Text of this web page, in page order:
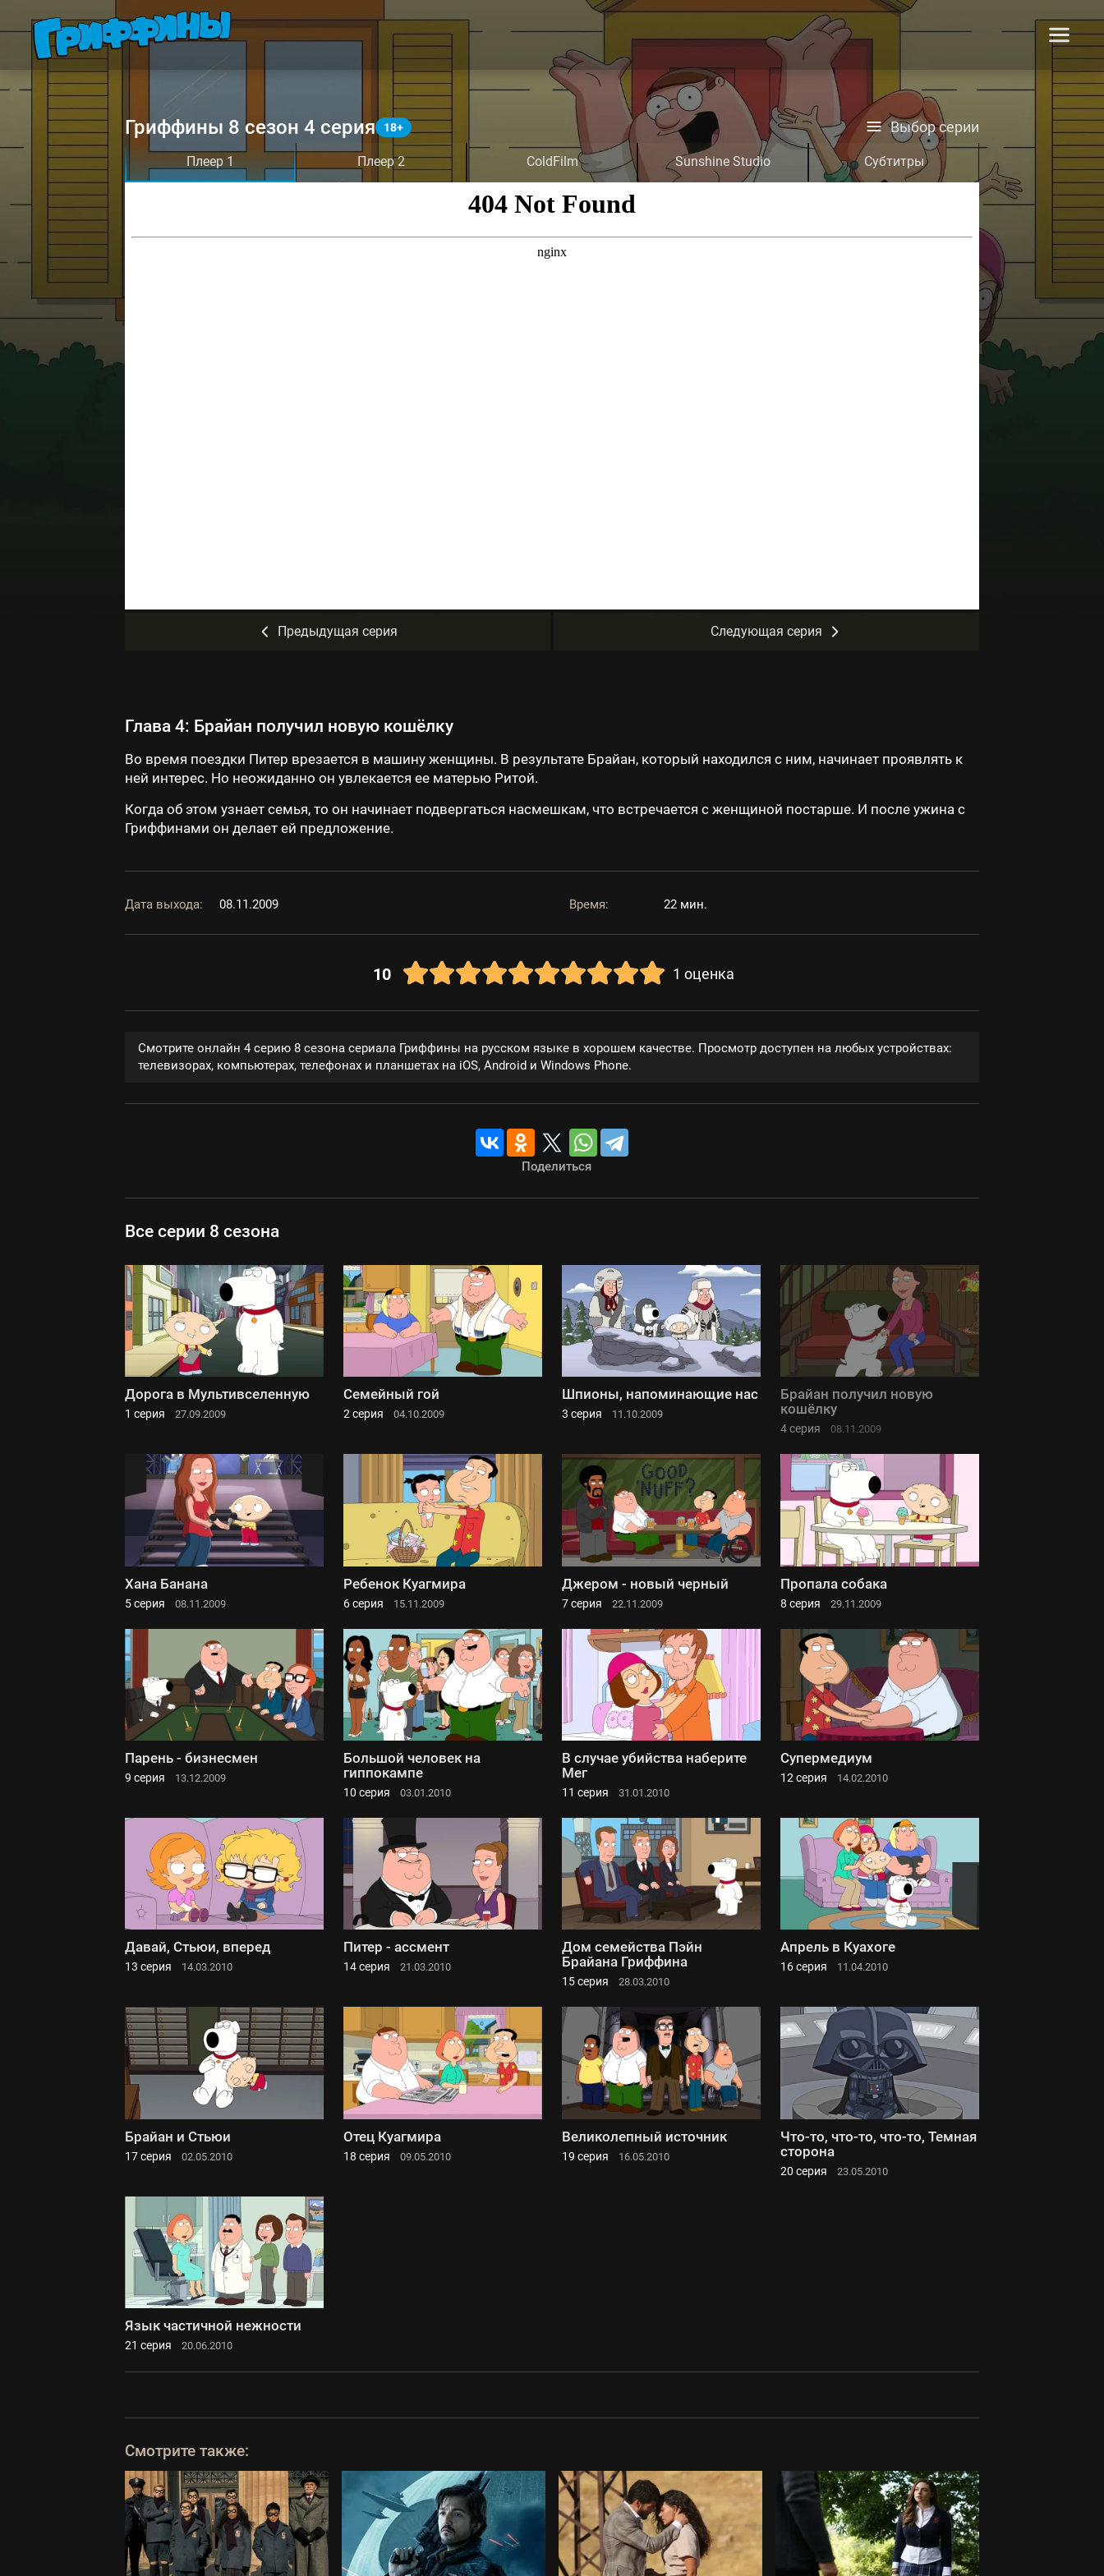
Гриффины 8 сезон 4 серия Выбор серии
Плеер 1 Плеер 2 ColdFilm Sunshine Studio Субтитры
Предыдущая серия Следующая серия
Глава 4: Брайан получил новую кошёлку
Во время поездки Питер врезается в машину женщины. В результате Брайан, который находился с ним, начинает проявлять к
ней интерес. Но неожиданно он увлекается ее матерью Ритой.
Когда об этом узнает семья, то он начинает подвергаться насмешкам, что встречается с женщиной постарше. И после ужина с
Гриффинами он делает ей предложение.
Дата выхода: 08.11.2009 Время: 22 мин.
10 1 оценка
Смотрите онлайн 4 серию 8 сезона сериала Гриффины на русском языке в хорошем качестве. Просмотр доступен на любых устройствах:
телевизорах, компьютерах, телефонах и планшетах на iOS, Android и Windows Phone.
Поделиться
Все серии 8 сезона
Дорога в Мультивселенную
1 серия 27.09.2009
Семейный гой
2 серия 04.10.2009
Шпионы, напоминающие нас
3 серия 11.10.2009
Брайан получил новую
кошёлку
4 серия 08.11.2009
Хана Банана
5 серия 08.11.2009
Ребенок Куагмира
6 серия 15.11.2009
Джером - новый черный
7 серия 22.11.2009
Пропала собака
8 серия 29.11.2009
Парень - бизнесмен
9 серия 13.12.2009
Большой человек на
гиппокампе
10 серия 03.01.2010
В случае убийства наберите
Мег
11 серия 31.01.2010
Супермедиум
12 серия 14.02.2010
Давай, Стьюи, вперед
13 серия 14.03.2010
Питер - ассмент
14 серия 21.03.2010
Дом семейства Пэйн
Брайана Гриффина
15 серия 28.03.2010
Апрель в Куахоге
16 серия 11.04.2010
Брайан и Стьюи
17 серия 02.05.2010
Отец Куагмира
18 серия 09.05.2010
Великолепный источник
19 серия 16.05.2010
Что-то, что-то, что-то, Темная
сторона
20 серия 23.05.2010
Язык частичной нежности
21 серия 20.06.2010
Смотрите также: